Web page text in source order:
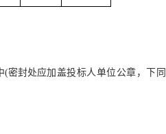
(密封处应加盖投标人单位公章，下同